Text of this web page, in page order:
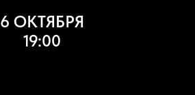
6 ОКТЯБРЯ
19:00